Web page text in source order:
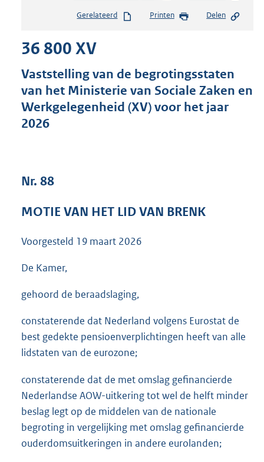
s
s
g
r
K
Gerelateerd Printen Delen
36 800 XV
Vaststelling van de begrotingsstaten
van het Ministerie van Sociale Zaken en
Werkgelegenheid (XV) voor het jaar
2026
Nr. 88
MOTIE VAN HET LID VAN BRENK
Voorgesteld 19 maart 2026
De Kamer,
gehoord de beraadslaging,
constaterende dat Nederland volgens Eurostat de
best gedekte pensioenverplichtingen heeft van alle
lidstaten van de eurozone;
constaterende dat de met omslag gefinancierde
Nederlandse AOW-uitkering tot wel de helft minder
beslag legt op de middelen van de nationale
begroting in vergelijking met omslag gefinancierde
ouderdomsuitkeringen in andere eurolanden;